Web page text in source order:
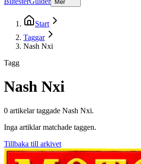
Mer
Start
Taggar
Nash Nxi
Tagg
Nash Nxi
0 artikelartaggade Nash Nxi.
Inga artiklar matchade taggen.
Tillbaka till arkivet